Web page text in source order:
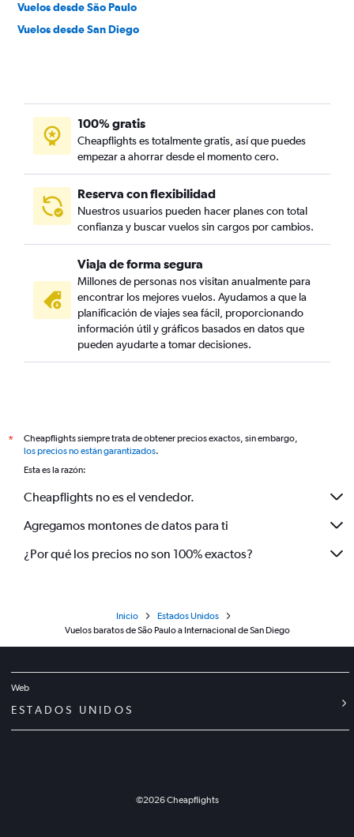
Vuelos desde São Paulo
Vuelos desde San Diego
100% gratis
Cheapflights es totalmente gratis, así que puedes
empezar a ahorrar desde el momento cero.
Reserva con flexibilidad
Nuestros usuarios pueden hacer planes con total
confianza y buscar vuelos sin cargos por cambios.
Viaja de forma segura
Millones de personas nos visitan anualmente para
encontrar los mejores vuelos. Ayudamos a que la
planificación de viajes sea fácil, proporcionando
información útil y gráficos basados en datos que
pueden ayudarte a tomar decisiones.
*
Cheapflights siempre trata de obtener precios exactos, sin embargo,
los precios no están garantizados.
Esta es la razón:
Cheapflights no es el vendedor.
Agregamos montones de datos para ti
¿Por qué los precios no son 100% exactos?
Inicio
Estados Unidos
Vuelos baratos de São Paulo a Internacional de San Diego
Web
ESTADOS UNIDOS
©2026Cheapflights